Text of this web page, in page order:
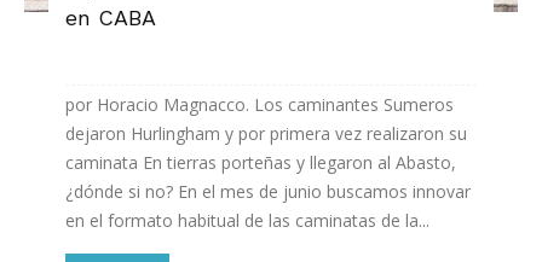
en CABA
por Horacio Magnacco. Los caminantes Sumeros
dejaron Hurlingham y por primera vez realizaron su
caminata En tierras porteñas y llegaron al Abasto,
¿dónde si no? En el mes de junio buscamos innovar
en el formato habitual de las caminatas de la...